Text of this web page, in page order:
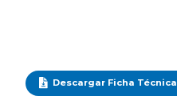
Descargar Ficha Técnica